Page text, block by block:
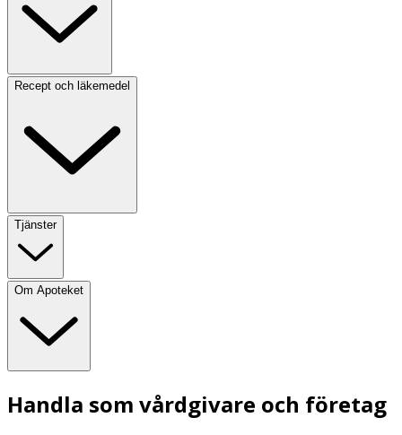
Recept och läkemedel
Tjänster
Om Apoteket
Handla som vårdgivare och företag